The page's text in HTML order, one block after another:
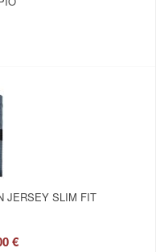
JERSEY SLIM FIT
€